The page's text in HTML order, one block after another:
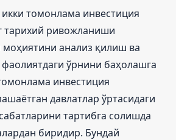
томонлама инвестиция
тарихий ривожланиши
моҳиятини анализ қилиш ва
ўрнини баҳолашга
инвестиция
давлатлар ўртасидаги
тартибга солишда
биридир. Бундай